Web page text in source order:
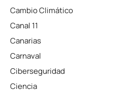
Cambio Climático
Canal 11
Canarias
Carnaval
Ciberseguridad
Ciencia